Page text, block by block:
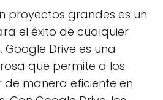
proyectos grandes es un
el éxito de cualquier
Drive es una
que permite a los
manera eficiente en